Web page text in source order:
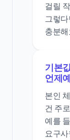
걸릴
그렇
충분
기본
언제
본인
건 주
예를
요구